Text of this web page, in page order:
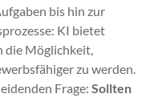
bis hin zur
KI bietet
die Möglichkeit,
zu wer­den.
Frage:Soll­ten